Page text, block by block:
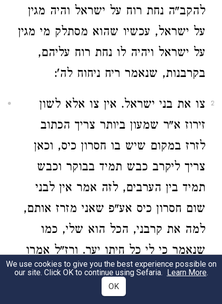
להקב"ה נחת רוח על ישראל והיה מגין
על ישראל, עכשיו שהוא מסתלק מי מגין
על ישראל ויהיה לו נחת רוח עליהם,
בקרבנות, שנאמר ריח ניחוח לה':
2
צו את בני ישראל. אין צו אלא לשון
זירוז א"ר שמעון ביותר צריך הכתוב
לזרז במקום שיש בו חסרון כיס, וכאן
צריך ליקרב כבש תמיד בבוקר וכבש
תמיד בין הערבים, לזה אמר אין לבני
שום חסרון כיס אע"פ שאני מזרז אותם,
למה את קרבני, הכל הוא שלי, כמו
שנאמר כי לי כל חיתו יער. ורז"ל אמרו
במדרש סמיכות אחרת וז"ל, לפי שהוא
אמר אשר יצא לפניהם וגו', א"ל עד
We use cookies to give you the best experience possible on
our site. Click OK to continue using Sefaria. Learn More.
OK